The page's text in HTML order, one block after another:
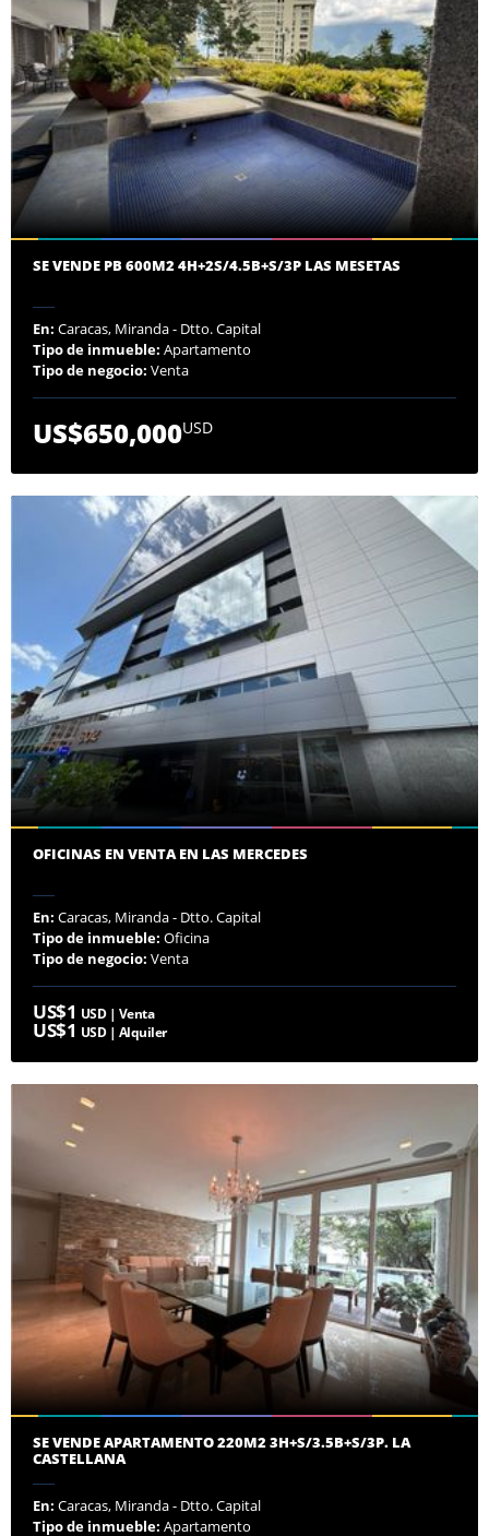
SE VENDE PB 600M2 4H+2S/4.5B+S/3P LAS MESETAS
En: Caracas, Miranda - Dtto. Capital
Tipo de inmueble: Apartamento
Tipo de negocio: Venta
US$650,000USD
OFICINAS EN VENTA EN LAS MERCEDES
En: Caracas, Miranda - Dtto. Capital
Tipo de inmueble: Oficina
Tipo de negocio: Venta
US$1 USD | Venta
US$1 USD | Alquiler
SE VENDE APARTAMENTO 220M2 3H+S/3.5B+S/3P. LA
CASTELLANA
En: Caracas, Miranda - Dtto. Capital
Tipo de inmueble: Apartamento